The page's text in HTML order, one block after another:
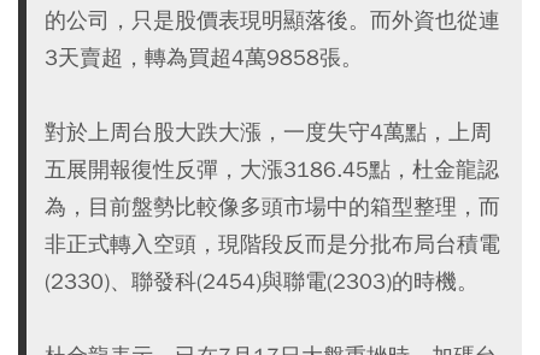
的公司，只是股價表現明顯落後。而外資也從連
3天賣超，轉為買超4萬9858張。
對於上周台股大跌大漲，一度失守4萬點，上周
五展開報復性反彈，大漲3186.45點，杜金龍認
為，目前盤勢比較像多頭市場中的箱型整理，而
非正式轉入空頭，現階段反而是分批布局台積電
(2330)、聯發科(2454)與聯電(2303)的時機。